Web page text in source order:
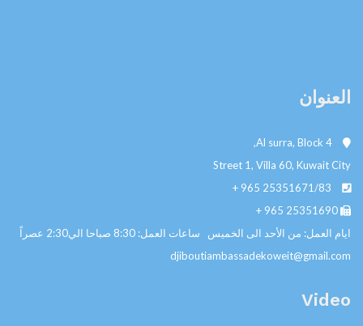
العنوان
Street 1, Villa 60, Kuwait City
+ 965 25351671/83
+ 965 25351690
ايام العمل: من الأحد الى الخميس ساعات العمل: 8:30 صباحا الي2:30 عصراً
djiboutiambassadekoweit@gmail.com
Video